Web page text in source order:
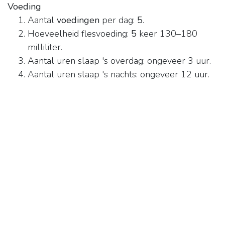
Voeding
Aantal voedingen per dag: 5.
Hoeveelheid flesvoeding: 5 keer 130–180
milliliter.
Aantal uren slaap 's overdag: ongeveer 3 uur.
Aantal uren slaap 's nachts: ongeveer 12 uur.